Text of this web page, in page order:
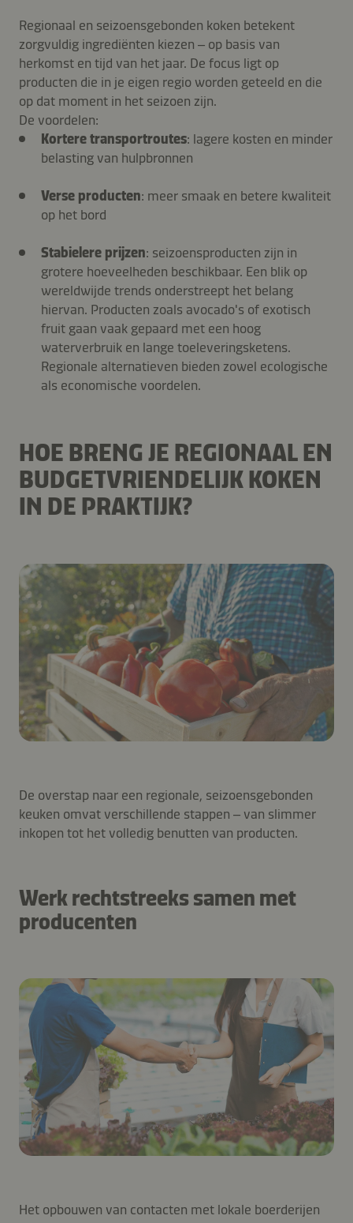
Regionaal en seizoensgebonden koken betekent
zorgvuldig ingrediënten kiezen – op basis van
herkomst en tijd van het jaar. De focus ligt op
producten die in je eigen regio worden geteeld en die
op dat moment in het seizoen zijn.
De voordelen:
Kortere transportroutes: lagere kosten en minder
belasting van hulpbronnen
Verse producten: meer smaak en betere kwaliteit
op het bord
Stabielere prijzen: seizoensproducten zijn in
grotere hoeveelheden beschikbaar. Een blik op
wereldwijde trends onderstreept het belang
hiervan. Producten zoals avocado's of exotisch
fruit gaan vaak gepaard met een hoog
waterverbruik en lange toeleveringsketens.
Regionale alternatieven bieden zowel ecologische
als economische voordelen.
HOE BRENG JE REGIONAAL EN
BUDGETVRIENDELIJK KOKEN
IN DE PRAKTIJK?
De overstap naar een regionale, seizoensgebonden
keuken omvat verschillende stappen – van slimmer
inkopen tot het volledig benutten van producten.
Werk rechtstreeks samen met
producenten
Het opbouwen van contacten met lokale boerderijen